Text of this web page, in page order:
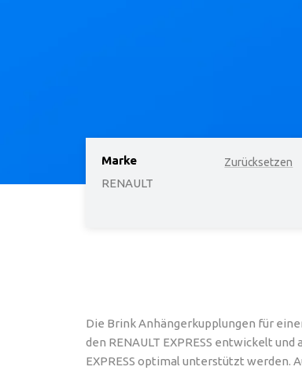
Zurücksetzen
Marke
RENAULT
Die Brink Anhängerkupplungen für
den RENAULT EXPRESS entwickelt
EXPRESS optimal unterstützt werden.